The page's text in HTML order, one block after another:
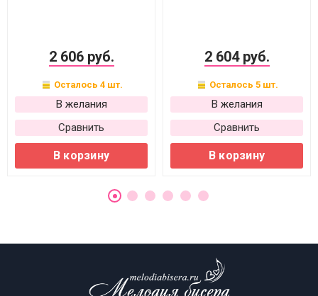
2 606 руб.
Осталось 4 шт.
В желания
Сравнить
В корзину
2 604 руб.
Осталось 5 шт.
В желания
Сравнить
В корзину